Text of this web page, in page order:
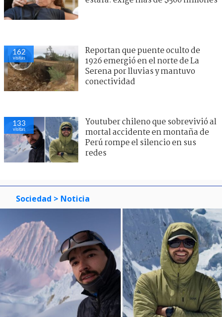
162
visitas
Reportan que puente oculto de
1926 emergió en el norte de La
Serena por lluvias y mantuvo
conectividad
133
visitas
Youtuber chileno que sobrevivió al
mortal accidente en montaña de
Perú rompe el silencio en sus
redes
Sociedad > Noticia